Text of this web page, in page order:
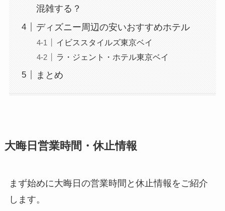
混雑する？
ディズニー周辺の安いおすすめホテル
イビススタイルズ東京ベイ
ラ・ジェント・ホテル東京ベイ
まとめ
大晦日営業時間・休止情報
まず始めに大晦日の営業時間と休止情報をご紹介
します。